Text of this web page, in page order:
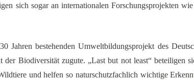
sich sogar an internationalen Forschungsprojekten
bestehenden Umweltbildungsprojekt des
Biodiversität zugute. „Last but not least“ beteiligen
und helfen so naturschutzfachlich wichtige